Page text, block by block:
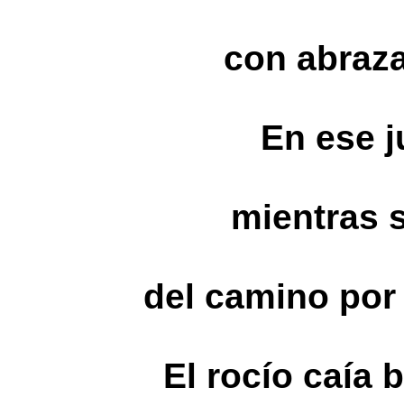
con
En ese
mientras
del camino
El rocío caía